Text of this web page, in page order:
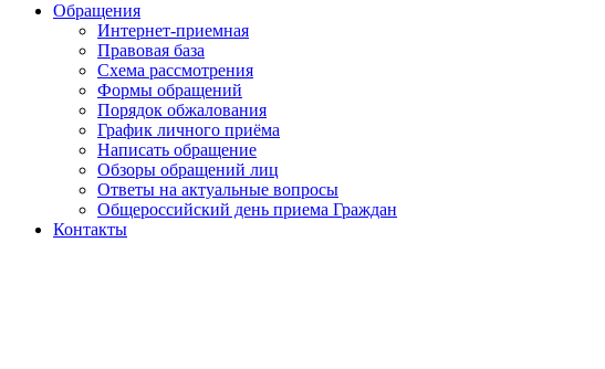
Обращения
Интернет-приемная
Правовая база
Схема рассмотрения
Формы обращений
Порядок обжалования
График личного приёма
Написать обращение
Обзоры обращений лиц
Ответы на актуальные вопросы
Общероссийский день приема Граждан
Контакты